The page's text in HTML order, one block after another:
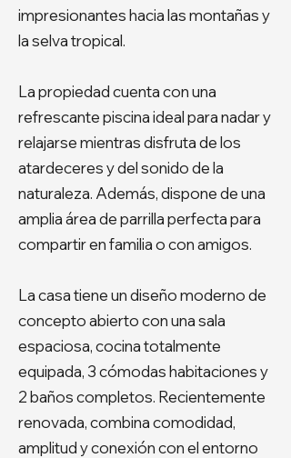
impresionantes hacia las montañas y
la selva tropical.
La propiedad cuenta con una
refrescante piscina ideal para nadar y
relajarse mientras disfruta de los
atardeceres y del sonido de la
naturaleza. Además, dispone de una
amplia área de parrilla perfecta para
compartir en familia o con amigos.
La casa tiene un diseño moderno de
concepto abierto con una sala
espaciosa, cocina totalmente
equipada, 3 cómodas habitaciones y
2 baños completos. Recientemente
renovada, combina comodidad,
amplitud y conexión con el entorno